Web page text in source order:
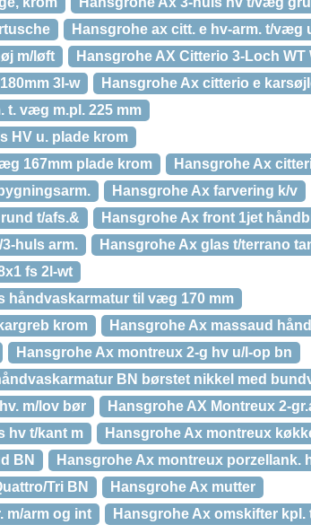
Hansgrohe ax citt. e hv-arm. t/væg
m/løft
Hansgrohe AX Citterio 3-Loch WT
3l-w
Hansgrohe Ax citterio e
t. væg m.pl. 225 mm
HV u. plade krom
167mm plade krom
Hansgrohe Ax
Hansgrohe Ax farvering k/v
t/afs.&
Hansgrohe Ax front 1jet
huls arm.
Hansgrohe Ax glas t/terrano
fs 2l-wt
håndvaskarmatur til væg 170 mm
krom
Hansgrohe Ax massaud
Hansgrohe Ax montreux 2-g hv u/l-op bn
BN børstet nikkel med
m/lov bør
Hansgrohe AX Montreux 2-
hv t/kant m
Hansgrohe Ax montreux
BN
Hansgrohe Ax montreux porzellank.
Tri BN
Hansgrohe Ax mutter
m/arm og int
Hansgrohe Ax omskifter kpl.